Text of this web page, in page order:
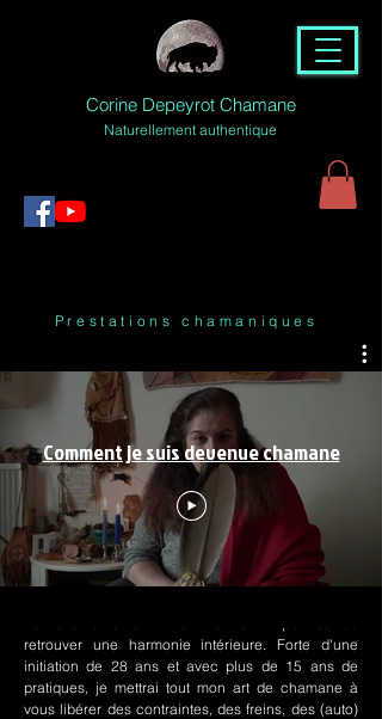
Corine Depeyrot Chamane
Naturellement authentique
Prestations chamaniques
Comment je suis devenue chamane
retrouver une harmonie intérieure. Forte d'une
initiation de 28 ans et avec plus de 15 ans de
pratiques, je mettrai tout mon art de chamane à
vous libérer des contraintes, des freins, des (auto)